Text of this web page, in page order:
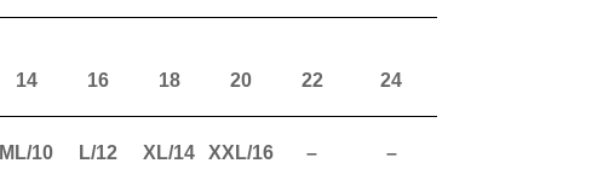
14 16 18 20 22 24
ML/10 L/12 XL/14 XXL/16 – –